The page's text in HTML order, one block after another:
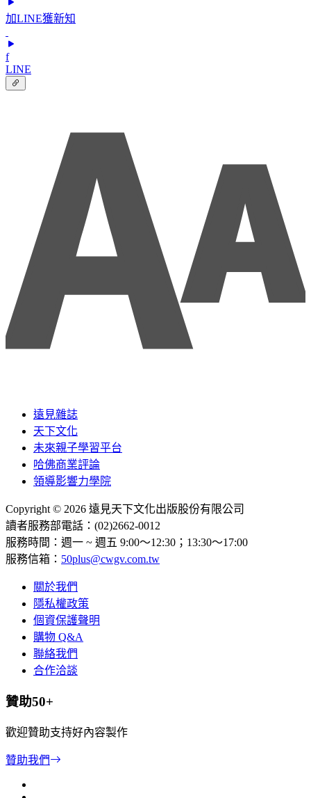
加LINE獲新知
f
LINE
遠見雜誌
天下文化
未來親子學習平台
哈佛商業評論
領導影響力學院
Copyright © 2026 遠見天下文化出版股份有限公司
讀者服務部電話：(02)2662-0012
服務時間：週一 ~ 週五 9:00～12:30；13:30～17:00
服務信箱： 50plus@cwgv.com.tw
關於我們
隱私權政策
個資保護聲明
購物 Q&A
聯絡我們
合作洽談
贊助50+
歡迎贊助支持好內容製作
贊助我們